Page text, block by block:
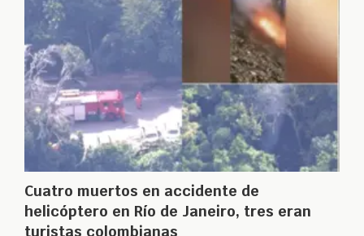
Cuatro muertos en accidente de
helicóptero en Río de Janeiro, tres eran
turistas colombianas